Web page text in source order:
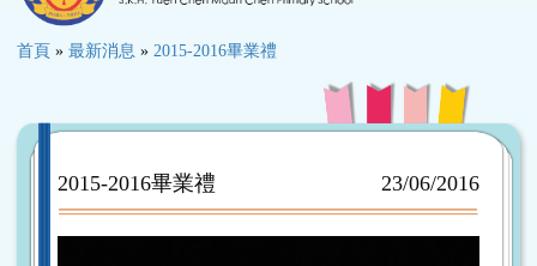
首頁 » 最新消息 » 2015-2016畢業禮
2015-2016畢業禮 23/06/2016